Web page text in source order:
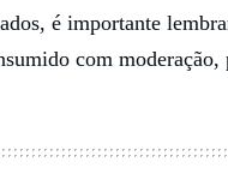
é importante
com